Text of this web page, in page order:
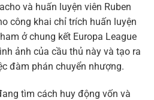
và huấn luyện viên Ruben
công khai chỉ trích huấn luyện
ở chung kết Europa League
ảnh của cầu thủ này và tạo ra
đàm phán chuyển nhượng.
tìm cách huy động vốn và